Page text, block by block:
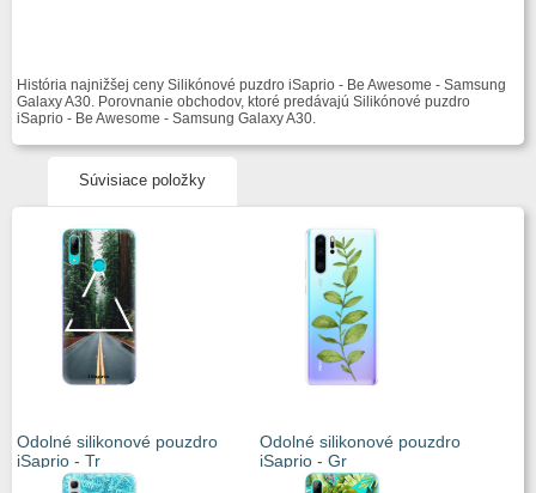
História najnižšej ceny Silikónové puzdro iSaprio - Be Awesome - Samsung
Galaxy A30. Porovnanie obchodov, ktoré predávajú Silikónové puzdro
iSaprio - Be Awesome - Samsung Galaxy A30.
Súvisiace položky
Odolné silikonové pouzdro
iSaprio - Tr
Odolné silikonové pouzdro
iSaprio - Gr